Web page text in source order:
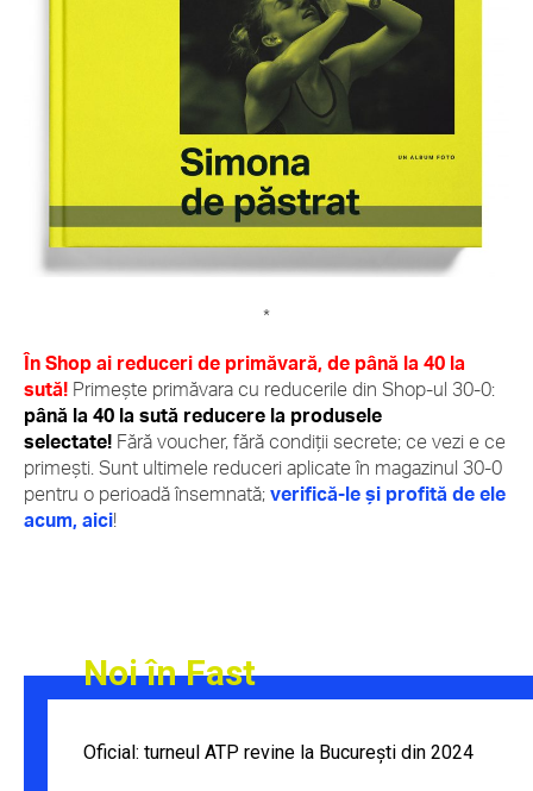
*
În Shop ai reduceri de primăvară, de până la 40 la
sută! Primește primăvara cu reducerile din Shop-ul 30-0:
până la 40 la sută reducere la produsele
selectate! Fără voucher, fără condiții secrete; ce vezi e ce
primești. Sunt ultimele reduceri aplicate în magazinul 30-0
pentru o perioadă însemnată; verifică-le și profită de ele
acum, aici!
Noi în Fast
Oficial: turneul ATP revine la București din 2024